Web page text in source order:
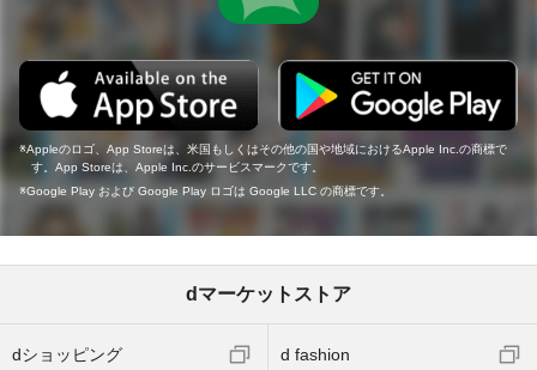
Appleのロゴ、App Storeは、米国もしくはその他の国や地域におけるApple Inc.の商標で
す。App Storeは、Apple Inc.のサービスマークです。
Google Play および Google Play ロゴは Google LLC の商標です。
dマーケットストア
dショッピング d fashion